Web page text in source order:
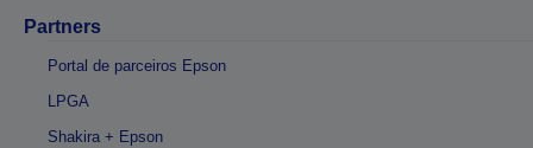
Partners
Portal de parceiros Epson
LPGA
Shakira + Epson